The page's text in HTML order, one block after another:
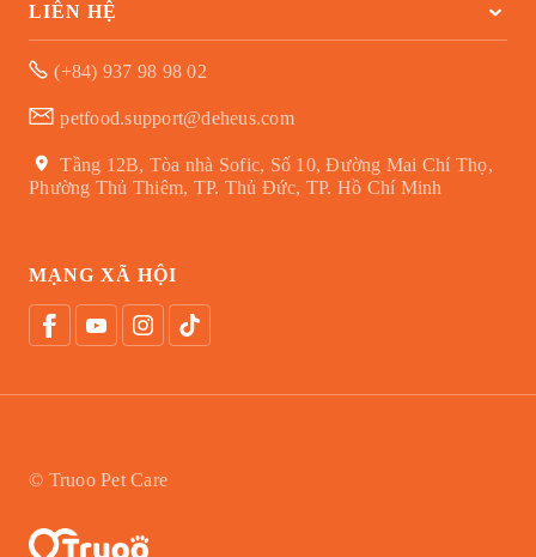
LIÊN HỆ
(+84) 937 98 98 02
petfood.support@deheus.com
Tầng 12B, Tòa nhà Sofic, Số 10, Đường Mai Chí Thọ,
Phường Thủ Thiêm, TP. Thủ Đức, TP. Hồ Chí Minh
MẠNG XÃ HỘI
© Truoo Pet Care